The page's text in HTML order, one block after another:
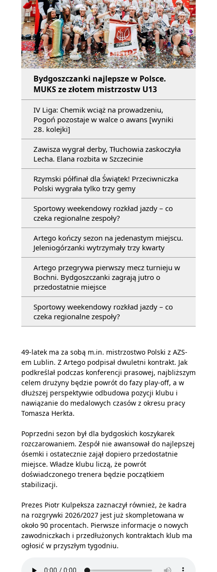
Bydgoszczanki najlepsze w Polsce.
MUKS ze złotem mistrzostw U13
IV Liga: Chemik wciąż na prowadzeniu,
Pogoń pozostaje w walce o awans [wyniki
28. kolejki]
Zawisza wygrał derby, Tłuchowia zaskoczyła
Lecha. Elana rozbita w Szczecinie
Rzymski półfinał dla Świątek! Przeciwniczka
Polski wygrała tylko trzy gemy
Sportowy weekendowy rozkład jazdy – co
czeka regionalne zespoły?
Artego kończy sezon na jedenastym miejscu.
Jeleniogórzanki wytrzymały trzy kwarty
Artego przegrywa pierwszy mecz turnieju w
Bochni. Bydgoszczanki zagrają jutro o
przedostatnie miejsce
Sportowy weekendowy rozkład jazdy – co
czeka regionalne zespoły?
49-latek ma za sobą m.in. mistrzostwo Polski z AZS-
em Lublin. Z Artego podpisał dwuletni kontrakt. Jak
podkreślał podczas konferencji prasowej, najbliższym
celem drużyny będzie powrót do fazy play-off, a w
dłuższej perspektywie odbudowa pozycji klubu i
nawiązanie do medalowych czasów z okresu pracy
Tomasza Herkta.
Poprzedni sezon był dla bydgoskich koszykarek
rozczarowaniem. Zespół nie awansował do najlepszej
ósemki i ostatecznie zajął dopiero przedostatnie
miejsce. Władze klubu liczą, że powrót
doświadczonego trenera będzie początkiem
stabilizacji.
Prezes Piotr Kulpeksza zaznaczył również, że kadra
na rozgrywki 2026/2027 jest już skompletowana w
około 90 procentach. Pierwsze informacje o nowych
zawodniczkach i przedłużonych kontraktach klub ma
ogłosić w przyszłym tygodniu.